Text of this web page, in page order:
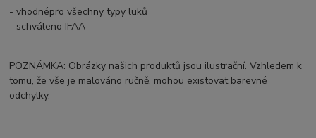
- vhodnépro všechny typy luků
- schváleno IFAA
POZNÁMKA: Obrázky našich produktů jsou ilustrační. Vzhledem k
tomu, že vše je malováno ručně, mohou existovat barevné
odchylky.